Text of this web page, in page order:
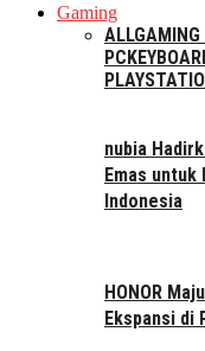
Gaming
ALLGAMING
PC
nubia
Emas untuk
Indonesia
HONOR
Ekspansi di